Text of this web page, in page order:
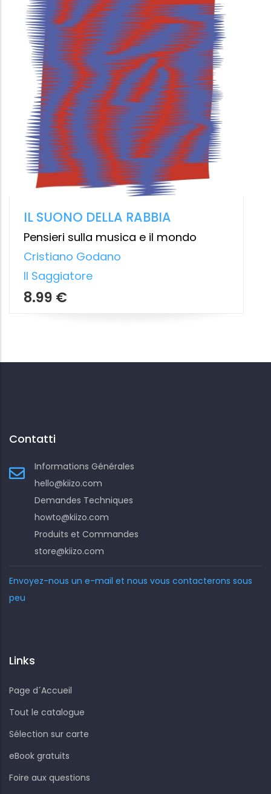
Contatti
Informations Générales
hello@kiizo.com
Demandes Techniques
howto@kiizo.com
Produits et Commandes
store@kiizo.com
Envoyez-nous un e-mail et nous vous contacterons sous
peu
Links
Page d´Accueil
Tout le catalogue
Sélection sur carte
eBook gratuits
Foire aux questions